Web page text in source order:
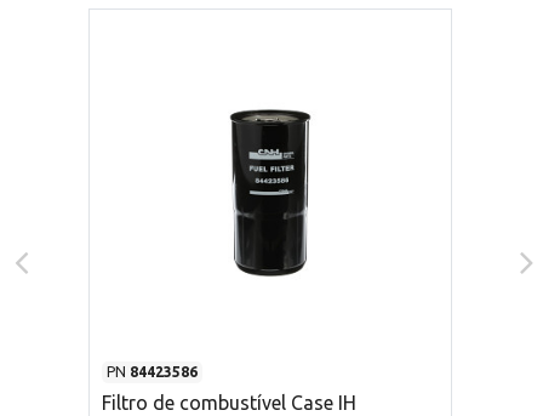
PN 84423586
Filtro de combustível Case IH